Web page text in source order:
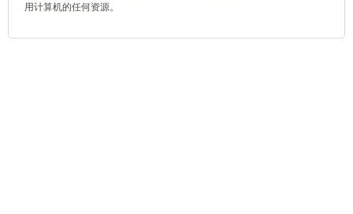
用计算机的任何资源。